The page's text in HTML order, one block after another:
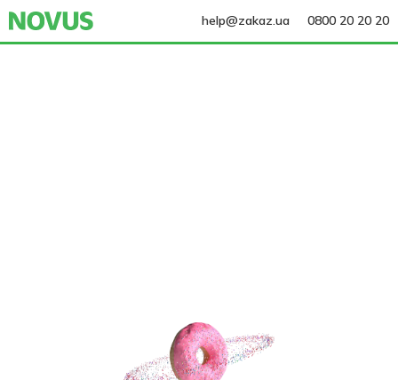
help@zakaz.ua 0800 20 20 20